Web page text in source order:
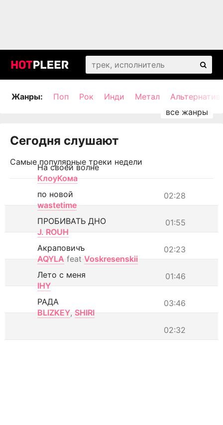
Жанры: Поп Рок Инди Метал
Сегодня слушают
Самые популярные треки недели
На своей волне
КлоуКома
02:28
по новой
wastetime
01:55
ПРОБИВАТЬ ДНО
J. ROUH
02:23
Акраповичъ
AQYLA feat Voskresenskii
01:46
Лето с меня
IHY
03:46
РАДА
BLIZKEY, SHIRI
02:32